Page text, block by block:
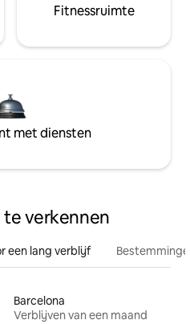
Fitnessruimte
met diensten
verkennen
een lang verblijf
Barcelona
Verblijven van een maand